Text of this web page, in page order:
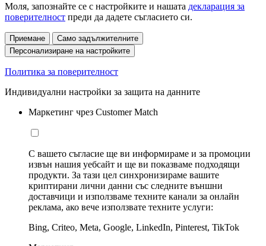
Моля, запознайте се с настройките и нашата декларация за
поверителност преди да дадете съгласието си.
Приемане
Само задължителните
Персонализиране на настройките
Политика за поверителност
Индивидуални настройки за защита на данните
Маркетинг чрез Customer Match
С вашето съгласие ще ви информираме и за промоции
извън нашия уебсайт и ще ви показваме подходящи
продукти. За тази цел синхронизираме вашите
криптирани лични данни със следните външни
доставчици и използваме техните канали за онлайн
реклама, ако вече използвате техните услуги:
Bing, Criteo, Meta, Google, LinkedIn, Pinterest, TikTok